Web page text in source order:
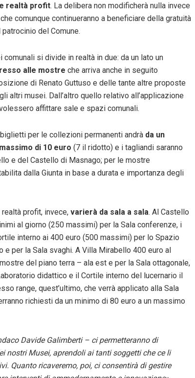
realtà profit. La delibera non modificherà nulla invece
comunque continueranno a beneficiare della gratuità
del Comune.
si divide in realtà in due: da un lato un
alle mostre che arriva anche in seguito
di Renato Guttuso e delle tante altre proposte
altri musei. Dall’altro quello relativo all’applicazione
affittare sale e spazi comunali.
per le collezioni permanenti andrà da un
di 10 euro (7 il ridotto) e i tagliandi saranno
e del Castello di Masnago; per le mostre
dalla Giunta in base a durata e importanza degli
profit, invece, varierà da sala a sala. Al Castello
al giorno (250 massimi) per la Sala conferenze, i
interno ai 400 euro (500 massimi) per lo Spazio
e per la Sala svaghi. A Villa Mirabello 400 euro al
del piano terra – ala est e per la Sala ottagonale,
didattico e il Cortile interno del lucernario il
range, quest’ultimo, che verrà applicato alla Sala
richiesti da un minimo di 80 euro a un massimo
Davide Galimberti – ci permetteranno di
nostri Musei, aprendoli ai tanti soggetti che ce li
Quanto ricaveremo, poi, ci consentirà di gestire